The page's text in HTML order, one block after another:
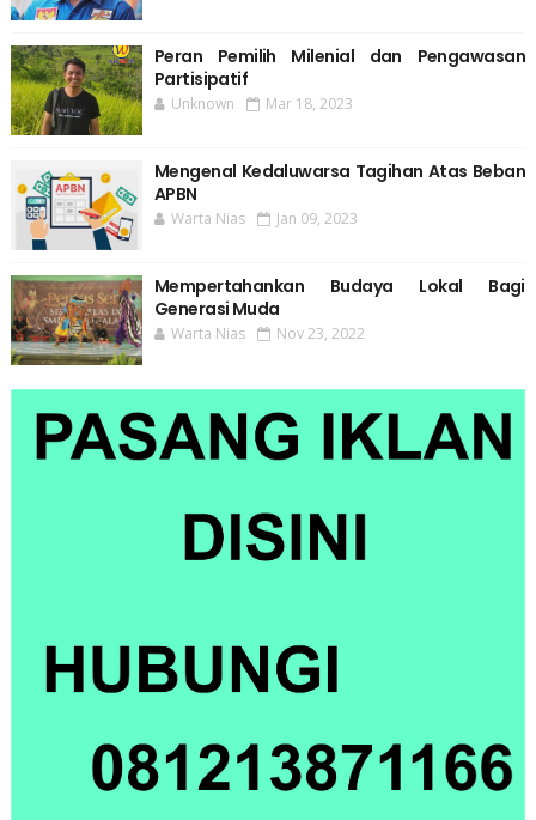
Peran Pemilih Milenial dan Pengawasan
Partisipatif
Unknown Mar 18, 2023
Mengenal Kedaluwarsa Tagihan Atas Beban
APBN
Warta Nias Jan 09, 2023
Mempertahankan Budaya Lokal Bagi
Generasi Muda
Warta Nias Nov 23, 2022